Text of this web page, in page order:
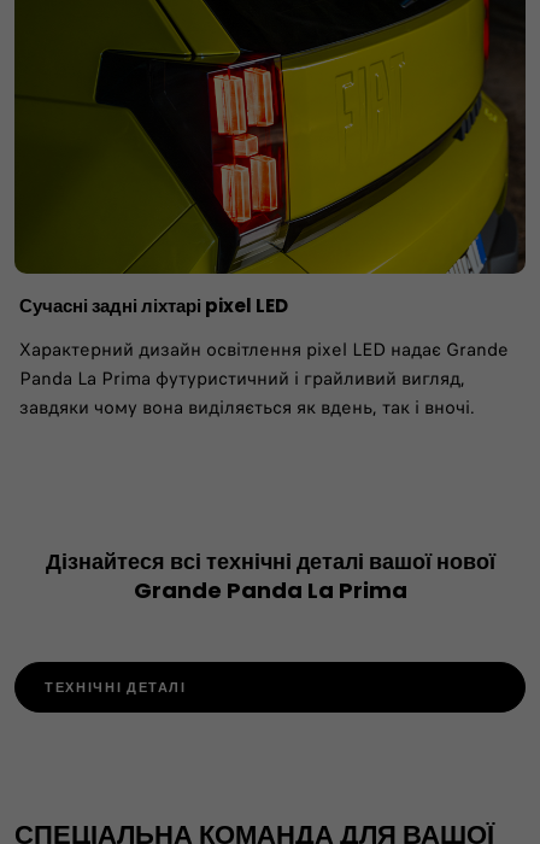
Сучасні задні ліхтарі pixel LED
Характерний дизайн освітлення pixel LED надає Grande
Panda La Prima футуристичний і грайливий вигляд,
завдяки чому вона виділяється як вдень, так і вночі.
Дізнайтеся всі технічні деталі вашої нової
Grande Panda La Prima
ТЕХНІЧНІ ДЕТАЛІ
СПЕЦІАЛЬНА КОМАНДА ДЛЯ ВАШОЇ